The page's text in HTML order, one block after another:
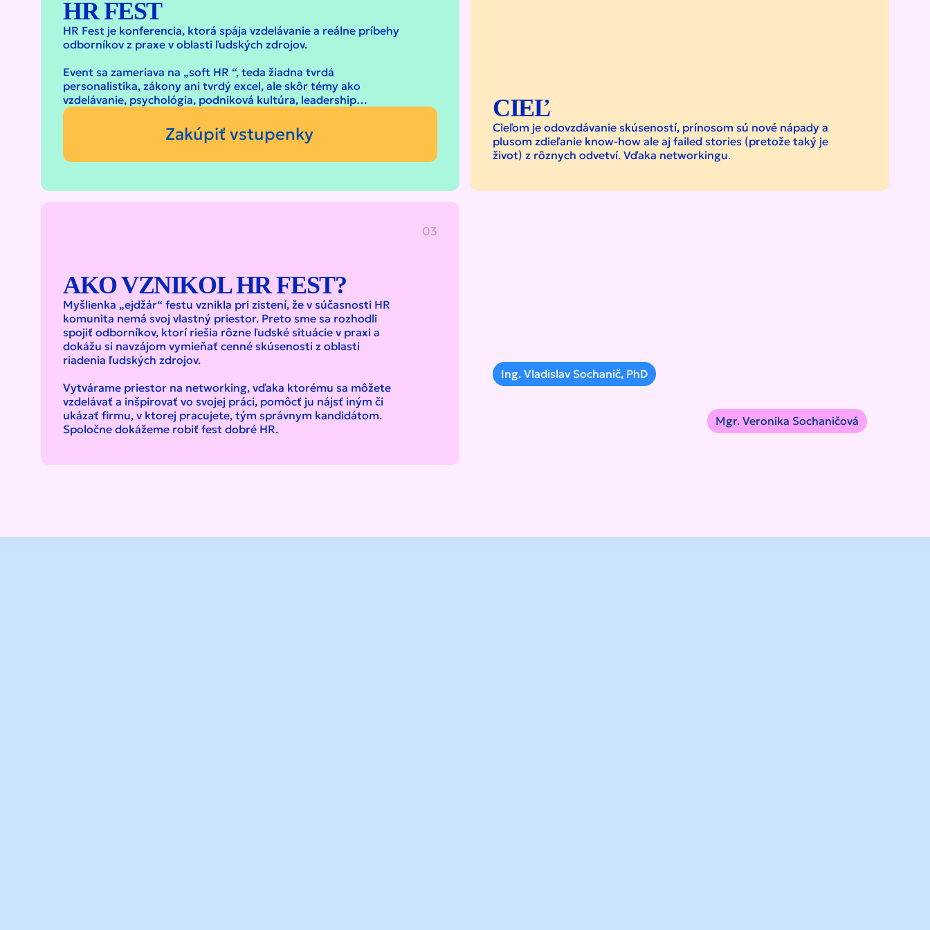
HR FEST
HR Fest je konferencia, ktorá spája vzdelávanie a reálne príbehy
odborníkov z praxe v oblasti ľudských zdrojov.
Event sa zameriava na „soft HR “, teda žiadna tvrdá
personalistika, zákony ani tvrdý excel, ale skôr témy ako
vzdelávanie, psychológia, podniková kultúra, leadership…
Zakúpiť vstupenky
CIEĽ
Cieľom je odovzdávanie skúseností, prínosom sú nové nápady a
plusom zdieľanie know-how ale aj failed stories (pretože taký je
život) z rôznych odvetví. Vďaka networkingu.
03
AKO VZNIKOL HR FEST?
Myšlienka „ejdžár“ festu vznikla pri zistení, že v súčasnosti HR
komunita nemá svoj vlastný priestor. Preto sme sa rozhodli
spojiť odborníkov, ktorí riešia rôzne ľudské situácie v praxi a
dokážu si navzájom vymieňať cenné skúsenosti z oblasti
riadenia ľudských zdrojov.
Vytvárame priestor na networking, vďaka ktorému sa môžete
vzdelávať a inšpirovať vo svojej práci, pomôcť ju nájsť iným či
ukázať firmu, v ktorej pracujete, tým správnym kandidátom.
Spoločne dokážeme robiť fest dobré HR.
Ing. Vladislav Sochanič, PhD
Mgr. Veronika Sochaničová